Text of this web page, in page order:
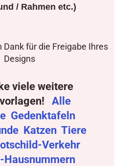
/ Rahmen etc.)
Dank für die Freigabe Ihres
Designs
viele weitere
Alle
Gedenktafeln
Katzen Tiere
Verkehr
Hausnummern